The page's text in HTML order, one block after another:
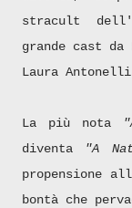
stracult
grande cast
Laura
La più nota
diventa
"A
propensione
bontà che